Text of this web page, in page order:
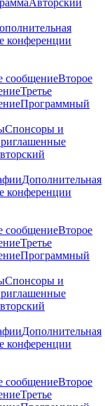
Авторский
конференции
сообщениеВторое
Третье
Программный
Спонсоры и
Дополнительная
конференции
сообщениеВторое
Третье
Программный
Спонсоры и
Дополнительная
конференции
сообщениеВторое
Третье